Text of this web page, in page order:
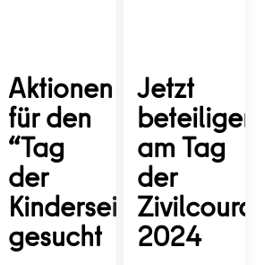
Aktionen
für den
“Tag
der
Kinderseiten”
gesucht
Jetzt
am Tag
der
2024